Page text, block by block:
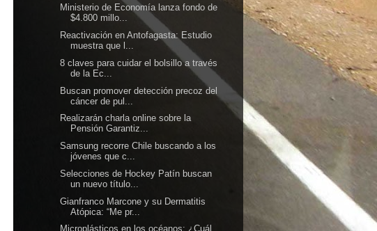
Ministerio de Economía lanza fondo de
$4.800 millo...
Reactivación en Antofagasta: Estudio
muestra que l...
8 claves para cuidar el bolsillo a través
de la Ec...
Buscan promover detección precoz del
cáncer de pul...
Realizarán charla online sobre la
Pensión Garantiz...
Samsung recorre Chile buscando a los
jóvenes que c...
Selecciones de Hockey Patín buscan
un nuevo título...
Gianfranco Marcone y su Dermatitis
Atópica: “Me pr...
Microplásticos en los océanos: ¿Cuál